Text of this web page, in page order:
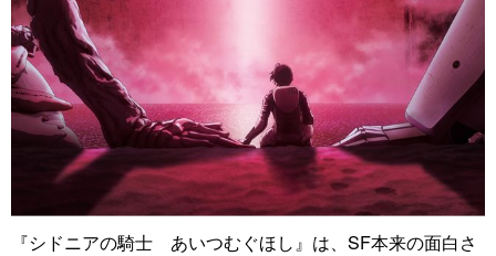
『シドニアの騎士 あいつむぐほし』は、SF本来の面白さ